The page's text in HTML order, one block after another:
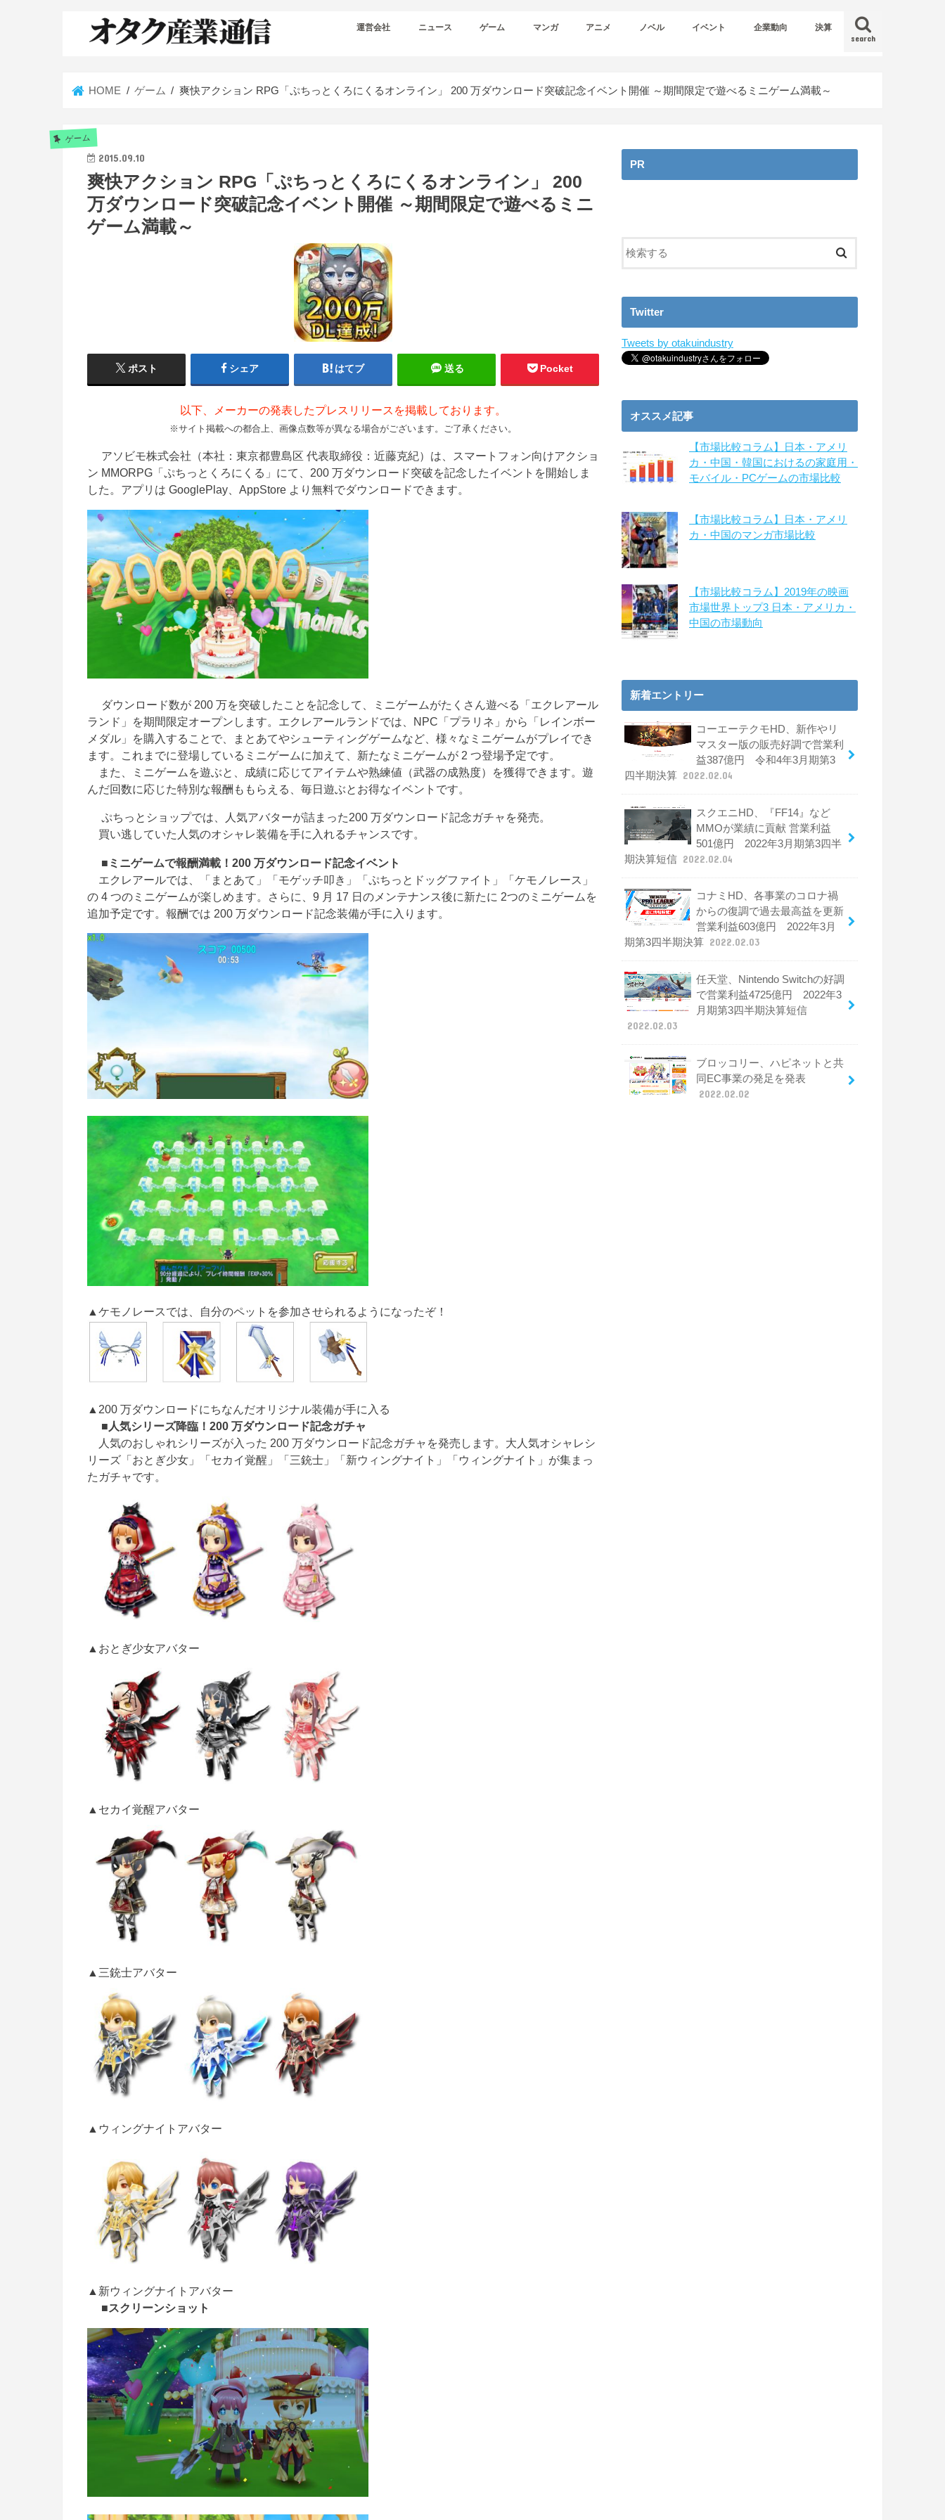
search
運営会社 ニュース ゲーム マンガ アニメ ノベル イベント 企業動向 決算
HOME ゲーム 爽快アクション RPG「ぷちっとくろにくるオンライン」 200 万ダウンロード突破記念イベント開催 ～期間限定で遊べるミニゲーム満載～
ゲーム
2015.09.10
爽快アクション RPG「ぷちっとくろにくるオンライン」 200
万ダウンロード突破記念イベント開催 ～期間限定で遊べるミニ
ゲーム満載～
ポスト シェア はてブ 送る Pocket
以下、メーカーの発表したプレスリリースを掲載しております。
※サイト掲載への都合上、画像点数等が異なる場合がございます。ご了承ください。
アソビモ株式会社（本社：東京都豊島区 代表取締役：近藤克紀）は、スマートフォン向けアクショ
ン MMORPG「ぷちっとくろにくる」にて、200 万ダウンロード突破を記念したイベントを開始しま
した。アプリは GooglePlay、AppStore より無料でダウンロードできます。
ダウンロード数が 200 万を突破したことを記念して、ミニゲームがたくさん遊べる「エクレアール
ランド」を期間限定オープンします。エクレアールランドでは、NPC「プラリネ」から「レインボー
メダル」を購入することで、まとあてやシューティングゲームなど、様々なミニゲームがプレイでき
ます。これまでに登場しているミニゲームに加えて、新たなミニゲームが 2 つ登場予定です。
また、ミニゲームを遊ぶと、成績に応じてアイテムや熟練値（武器の成熟度）を獲得できます。遊
んだ回数に応じた特別な報酬ももらえる、毎日遊ぶとお得なイベントです。
ぷちっとショップでは、人気アバターが詰まった200 万ダウンロード記念ガチャを発売。
買い逃していた人気のオシャレ装備を手に入れるチャンスです。
■ミニゲームで報酬満載！200 万ダウンロード記念イベント
エクレアールでは、「まとあて」「モゲッチ叩き」「ぷちっとドッグファイト」「ケモノレース」
の 4 つのミニゲームが楽しめます。さらに、9 月 17 日のメンテナンス後に新たに 2つのミニゲームを
追加予定です。報酬では 200 万ダウンロード記念装備が手に入ります。
▲ケモノレースでは、自分のペットを参加させられるようになったぞ！
▲200 万ダウンロードにちなんだオリジナル装備が手に入る
■人気シリーズ降臨！200 万ダウンロード記念ガチャ
人気のおしゃれシリーズが入った 200 万ダウンロード記念ガチャを発売します。大人気オシャレシ
リーズ「おとぎ少女」「セカイ覚醒」「三銃士」「新ウィングナイト」「ウィングナイト」が集まっ
たガチャです。
▲おとぎ少女アバター
▲セカイ覚醒アバター
▲三銃士アバター
▲ウィングナイトアバター
▲新ウィングナイトアバター
■スクリーンショット
PR
Twitter
Tweets by otakuindustry
オススメ記事
【市場比較コラム】日本・アメリ
カ・中国・韓国におけるの家庭用・
モバイル・PCゲームの市場比較
【市場比較コラム】日本・アメリ
カ・中国のマンガ市場比較
【市場比較コラム】2019年の映画
市場世界トップ3 日本・アメリカ・
中国の市場動向
新着エントリー
コーエーテクモHD、新作やリ
マスター版の販売好調で営業利
益387億円 令和4年3月期第3
四半期決算 2022.02.04
スクエニHD、『FF14』など
MMOが業績に貢献 営業利益
501億円 2022年3月期第3四半
期決算短信 2022.02.04
コナミHD、各事業のコロナ禍
からの復調で過去最高益を更新
営業利益603億円 2022年3月
期第3四半期決算 2022.02.03
任天堂、Nintendo Switchの好調
で営業利益4725億円 2022年3
月期第3四半期決算短信
2022.02.03
ブロッコリー、ハピネットと共
同EC事業の発足を発表
2022.02.02